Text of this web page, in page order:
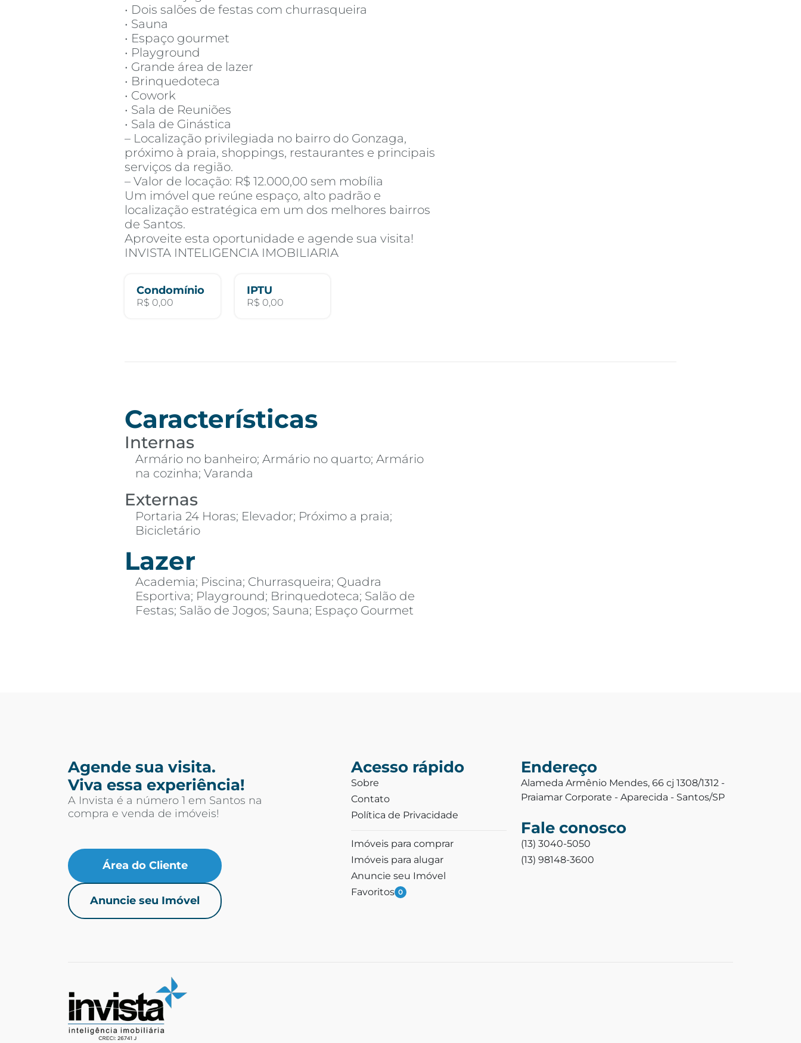
• Dois salões de festas com churrasqueira
• Sauna
• Espaço gourmet
• Playground
• Grande área de lazer
• Brinquedoteca
• Cowork
• Sala de Reuniões
• Sala de Ginástica
– Localização privilegiada no bairro do Gonzaga,
próximo à praia, shoppings, restaurantes e principais
serviços da região.
– Valor de locação: R$ 12.000,00 sem mobília
Um imóvel que reúne espaço, alto padrão e
localização estratégica em um dos melhores bairros
de Santos.
Aproveite esta oportunidade e agende sua visita!
INVISTA INTELIGENCIA IMOBILIARIA
Condomínio
R$ 0,00
IPTU
R$ 0,00
Características
Internas
Armário no banheiro; Armário no quarto; Armário
na cozinha; Varanda
Externas
Portaria 24 Horas; Elevador; Próximo a praia;
Bicicletário
Lazer
Academia; Piscina; Churrasqueira; Quadra
Esportiva; Playground; Brinquedoteca; Salão de
Festas; Salão de Jogos; Sauna; Espaço Gourmet
Agende sua visita.
Viva essa experiência!
A Invista é a número 1 em Santos na
compra e venda de imóveis!
Área do Cliente
Anuncie seu Imóvel
Acesso rápido
Sobre
Contato
Política de Privacidade
Imóveis para comprar
Imóveis para alugar
Anuncie seu Imóvel
Favoritos 0
Endereço
Alameda Armênio Mendes, 66 cj 1308/1312 -
Praiamar Corporate - Aparecida - Santos/SP
Fale conosco
(13) 3040-5050
(13) 98148-3600